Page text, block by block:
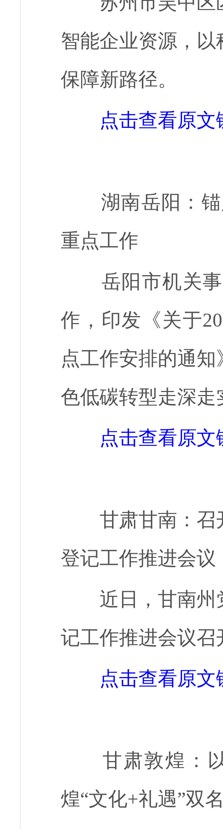
智能企业资源，
保障新路径。
点击查看原文
湖南岳阳：
重点工作
岳阳市机关
作，印发《关于
点工作安排的通
色低碳转型走深走
点击查看原文
甘肃甘南：召
登记工作推进会议
近日，甘南州
记工作推进会议召
点击查看原文
甘肃敦煌：
煌“文化+礼遇”双